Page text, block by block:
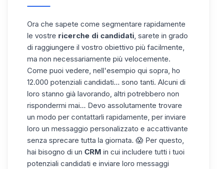
Ora che sapete come segmentare rapidamente
le vostre ricerche di candidati, sarete in grado
di raggiungere il vostro obiettivo più facilmente,
ma non necessariamente più velocemente.
Come puoi vedere, nell'esempio qui sopra, ho
12.000 potenziali candidati... sono tanti. Alcuni di
loro stanno già lavorando, altri potrebbero non
rispondermi mai... Devo assolutamente trovare
un modo per contattarli rapidamente, per inviare
loro un messaggio personalizzato e accattivante
senza sprecare tutta la giornata. 😱 Per questo,
hai bisogno di un CRM in cui includere tutti i tuoi
potenziali candidati e inviare loro messaggi